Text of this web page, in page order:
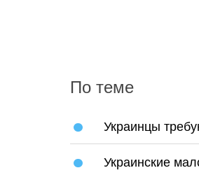
По теме
Украинцы
Украинские